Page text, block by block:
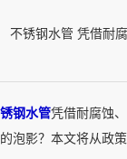
不锈钢水管 凭借耐
钢水管凭借耐腐蚀
泡影？本文将从政